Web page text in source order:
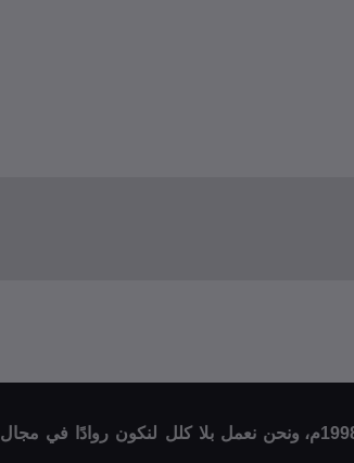
مرحبًا بكم في متجر الحمادي للإلكترونيات، حيث تلتقي الابتكارات التقنية مع شغفنا لتقديم أفضل المنتجات والخدمات الإلكترونية. منذ تأسيسنا في عام 1998م، ونحن نعمل بلا كلل لنكون روادًا في مجال